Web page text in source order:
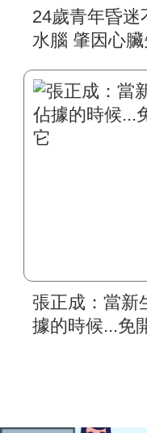
24歲青年昏迷
水腦 肇因心
力是徵兆
張正成：當新
據的時候...免